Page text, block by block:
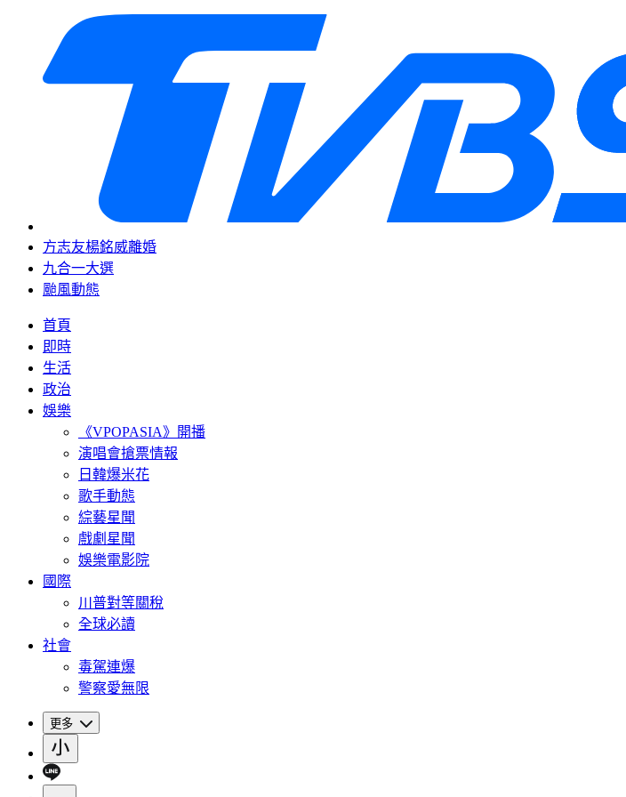
方志友楊銘威離婚
九合一大選
颱風動態
首頁
即時
生活
政治
娛樂
《VPOPASIA》開播
演唱會搶票情報
日韓爆米花
歌手動態
綜藝星聞
戲劇星聞
娛樂電影院
國際
川普對等關稅
全球必讀
社會
毒駕連爆
警察愛無限
更多